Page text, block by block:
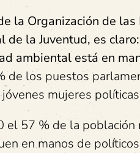
la Organización de
de la Juventud, es
ambiental está en
de los puestos
mujeres
el 57 % de la
en manos de